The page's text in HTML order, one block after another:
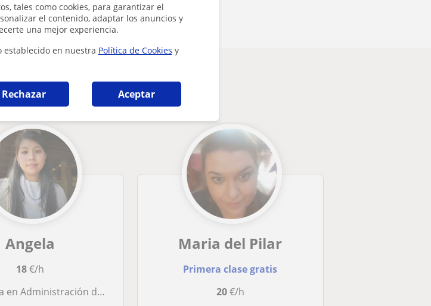
tales como cookies, para garantizar el
el contenido, adaptar los anuncios y
una mejor experiencia.
establecido en nuestra Política de Cookies y
Rechazar Aceptar
que pueden interesarte
Angela
18€/h
con enfasis en finanzas. Disponible para todos los niveles y edades
Maria del Pilar
Primera clase gratis
20€/h